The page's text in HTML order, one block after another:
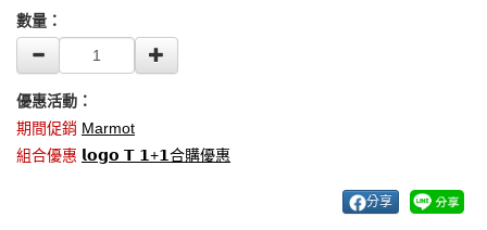
數量：
優惠活動：
期間促銷 Marmot
組合優惠 𝗹𝗼𝗴𝗼 𝗧 𝟭+𝟭合購優惠
分享